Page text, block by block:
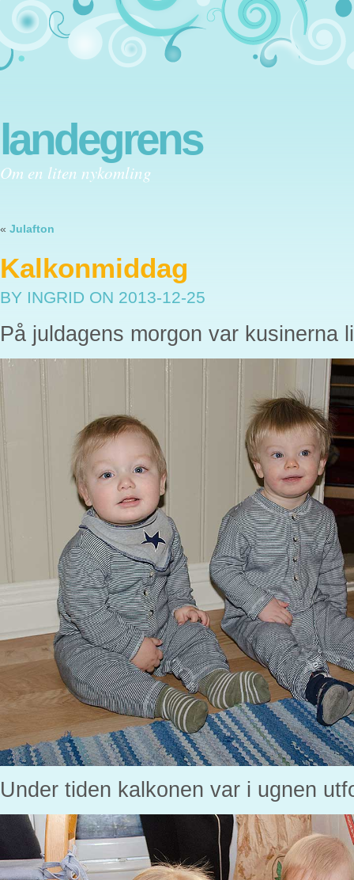
landegrens
Om en liten nykomling
« Julafton
Kalkonmiddag
BY INGRID ON 2013-12-25
På juldagens morgon var kusinerna
Under tiden kalkonen var i ugnen